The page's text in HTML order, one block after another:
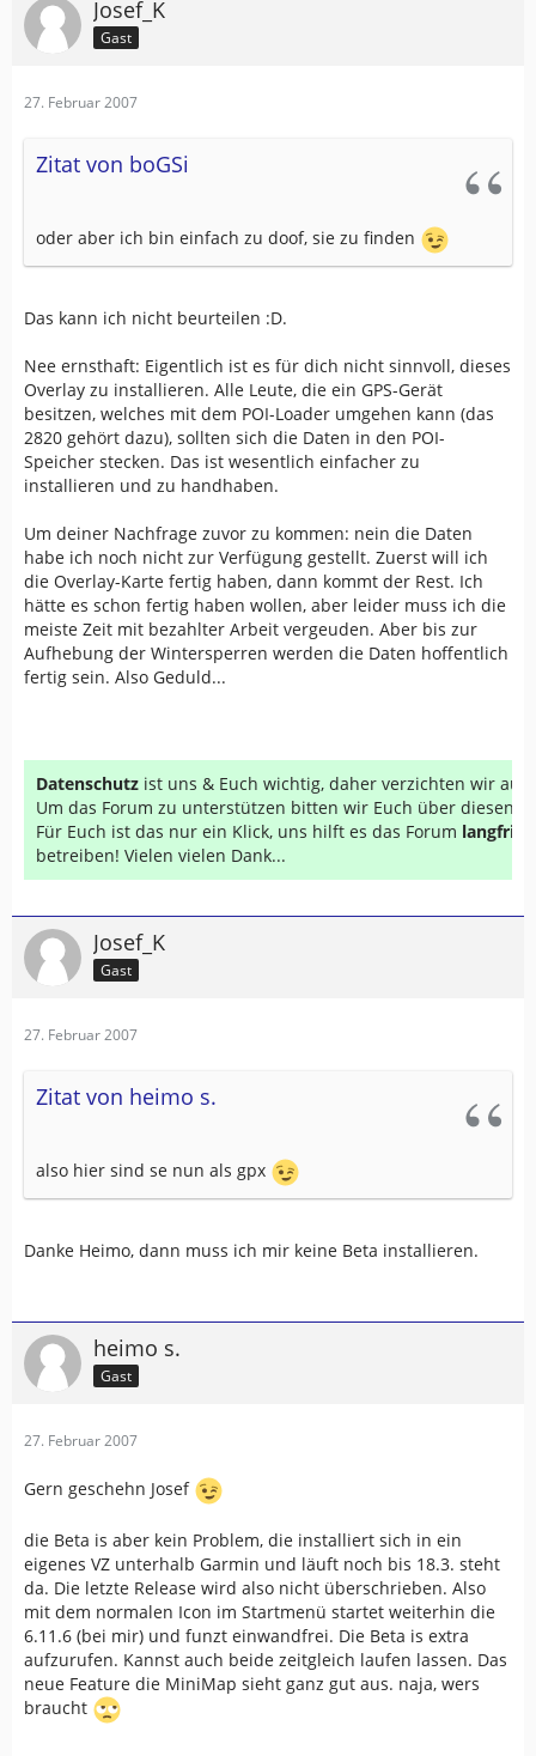
Josef_K
Gast
27. Februar 2007
Zitat von boGSi
oder aber ich bin einfach zu doof, sie zu finden
Das kann ich nicht beurteilen :D.
Nee ernsthaft: Eigentlich ist es für dich nicht sinnvoll, dieses
Overlay zu installieren. Alle Leute, die ein GPS-Gerät
besitzen, welches mit dem POI-Loader umgehen kann (das
2820 gehört dazu), sollten sich die Daten in den POI-
Speicher stecken. Das ist wesentlich einfacher zu
installieren und zu handhaben.
Um deiner Nachfrage zuvor zu kommen: nein die Daten
habe ich noch nicht zur Verfügung gestellt. Zuerst will ich
die Overlay-Karte fertig haben, dann kommt der Rest. Ich
hätte es schon fertig haben wollen, aber leider muss ich die
meiste Zeit mit bezahlter Arbeit vergeuden. Aber bis zur
Aufhebung der Wintersperren werden die Daten hoffentlich
fertig sein. Also Geduld...
Datenschutz ist uns & Euch wichtig, daher verzichten wir auf
Um das Forum zu unterstützen bitten wir Euch über diesen
Für Euch ist das nur ein Klick, uns hilft es das Forum
betreiben! Vielen vielen Dank...
Josef_K
Gast
27. Februar 2007
Zitat von heimo s.
also hier sind se nun als gpx
Danke Heimo, dann muss ich mir keine Beta installieren.
heimo s.
Gast
27. Februar 2007
Gern geschehn Josef
die Beta is aber kein Problem, die installiert sich in ein
eigenes VZ unterhalb Garmin und läuft noch bis 18.3. steht
da. Die letzte Release wird also nicht überschrieben. Also
mit dem normalen Icon im Startmenü startet weiterhin die
6.11.6 (bei mir) und funzt einwandfrei. Die Beta is extra
aufzurufen. Kannst auch beide zeitgleich laufen lassen. Das
neue Feature die MiniMap sieht ganz gut aus. naja, wers
braucht